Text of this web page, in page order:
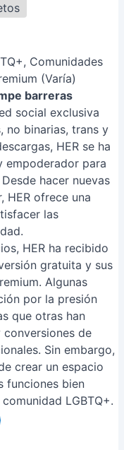
Comunidades
(Varía)
barreras
social exclusiva
no binarias, trans y
HER se ha
empoderador para
hacer nuevas
HER ofrece una
las
HER ha recibido
gratuita y sus
Algunas
por la presión
que otras han
de
Sin embargo,
crear un espacio
funciones bien
LGBTQ+.